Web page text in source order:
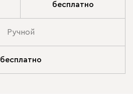
бесплатно
Ручной
бесплатно